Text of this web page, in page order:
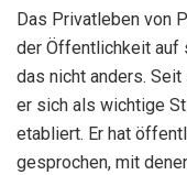
Das Privatleben von
der Öffentlichkeit auf
das nicht anders.
er sich als wichtige
etabliert. Er hat
gesprochen, mit